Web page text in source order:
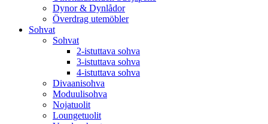
Dynor & Dynlådor
Överdrag utemöbler
Sohvat
Sohvat
2-istuttava sohva
3-istuttava sohva
4-istuttava sohva
Divaanisohva
Moduulisohva
Nojatuolit
Loungetuolit